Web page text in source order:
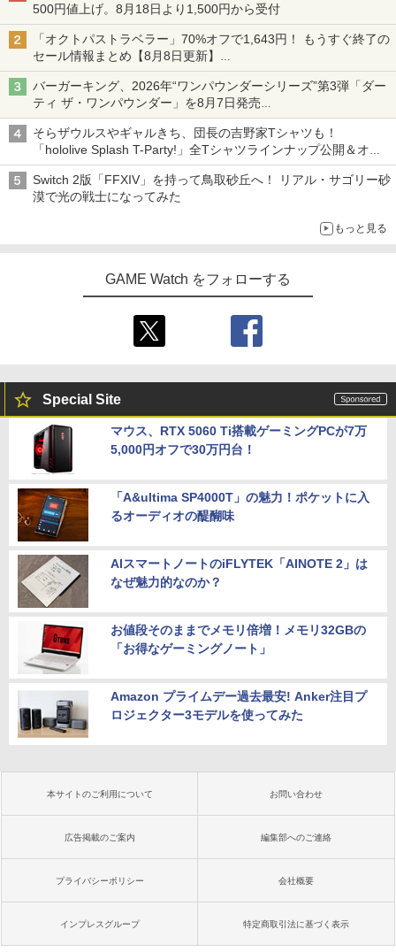
500円値上げ。8月18日より1,500円から受付
「オクトパストラベラー」70%オフで1,643円！ もうすぐ終了の
セール情報まとめ【8月8日更新】
ニンテンドーeショップでは「大神 絶景版」が67%オフで990円
バーガーキング、2026年“ワンパウンダーシリーズ”第3弾「ダー
ティ ザ・ワンパウンダー」を8月7日発売
「特製ガーリックマヨソース」を使用した超大型チーズバーガー
そらザウルスやギャルきち、団長の吉野家Tシャツも！
「hololive Splash T-Party!」全Tシャツラインナップ公開＆オン
ライン販売開始
Switch 2版「FFXIV」を持って鳥取砂丘へ！ リアル・サゴリー砂
漠で光の戦士になってみた
もっと見る
GAME Watch をフォローする
Special Site
マウス、RTX 5060 Ti搭載ゲーミングPCが7万
5,000円オフで30万円台！
「A&ultima SP4000T」の魅力！ポケットに入
るオーディオの醍醐味
AIスマートノートのiFLYTEK「AINOTE 2」は
なぜ魅力的なのか？
お値段そのままでメモリ倍増！メモリ32GBの
「お得なゲーミングノート」
Amazon プライムデー過去最安! Anker注目プ
ロジェクター3モデルを使ってみた
本サイトのご利用について お問い合わせ
広告掲載のご案内 編集部へのご連絡
プライバシーポリシー 会社概要
インプレスグループ 特定商取引法に基づく表示